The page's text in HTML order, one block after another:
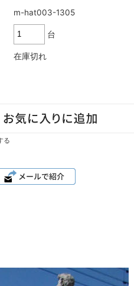
m-hat003-1305
台
在庫切れ
る